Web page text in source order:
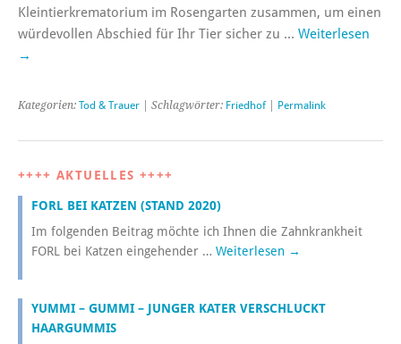
Kleintierkrematorium im Rosengarten zusammen, um einen
würdevollen Abschied für Ihr Tier sicher zu … Weiterlesen
→
Kategorien: Tod & Trauer | Schlagwörter: Friedhof| Permalink
++++ AKTUELLES ++++
FORL BEI KATZEN (STAND 2020)
Im folgenden Beitrag möchte ich Ihnen die Zahnkrankheit
FORL bei Katzen eingehender … Weiterlesen →
YUMMI – GUMMI – JUNGER KATER VERSCHLUCKT
HAARGUMMIS